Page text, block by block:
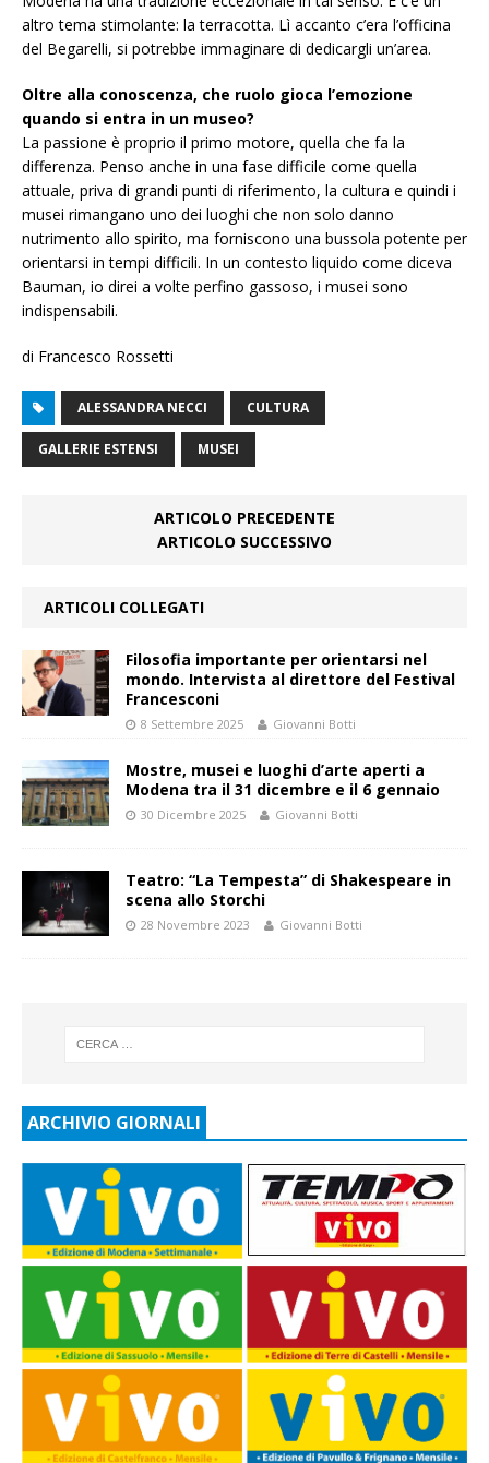
altro tema stimolante: la terracotta. Lì accanto c’era l’officina
del Begarelli, si potrebbe immaginare di dedicargli un’area.
Oltre alla conoscenza, che ruolo gioca l’emozione
quando si entra in un museo?
La passione è proprio il primo motore, quella che fa la
differenza. Penso anche in una fase difficile come quella
attuale, priva di grandi punti di riferimento, la cultura e quindi i
musei rimangano uno dei luoghi che non solo danno
nutrimento allo spirito, ma forniscono una bussola potente per
orientarsi in tempi difficili. In un contesto liquido come diceva
Bauman, io direi a volte perfino gassoso, i musei sono
indispensabili.
di Francesco Rossetti
ALESSANDRA NECCI CULTURA
GALLERIE ESTENSI MUSEI
ARTICOLO PRECEDENTE
ARTICOLO SUCCESSIVO
ARTICOLI COLLEGATI
Filosofia importante per orientarsi nel
mondo. Intervista al direttore del Festival
Francesconi
8 Settembre 2025 Giovanni Botti
Mostre, musei e luoghi d’arte aperti a
Modena tra il 31 dicembre e il 6 gennaio
30 Dicembre 2025 Giovanni Botti
Teatro: “La Tempesta” di Shakespeare in
scena allo Storchi
28 Novembre 2023 Giovanni Botti
ARCHIVIO GIORNALI